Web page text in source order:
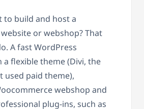
to build and host a
or webshop? That
A fast WordPress
a flexible theme (Divi, the
used paid theme),
webshop and
plug-ins, such as